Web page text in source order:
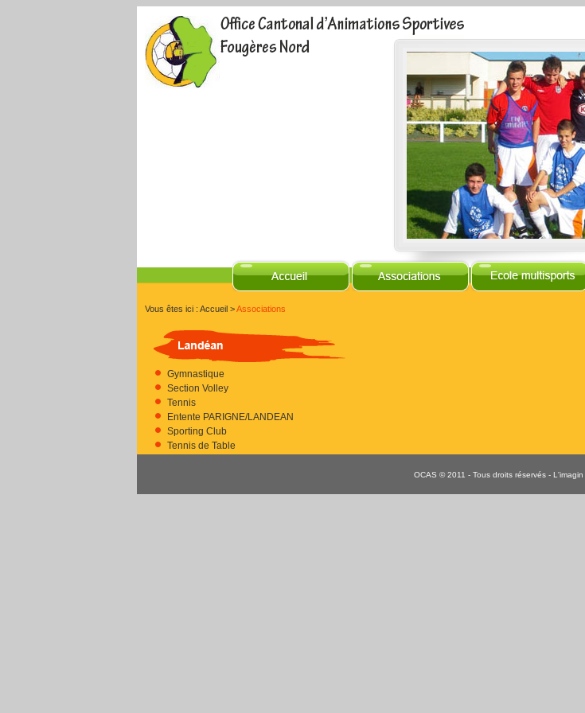
Vous êtes ici : Accueil >Associations
Gymnastique
Section Volley
Tennis
Entente PARIGNE/LANDEAN
Sporting Club
Tennis de Table
OCAS © 2011 - Tous droits réservés - L'imagin